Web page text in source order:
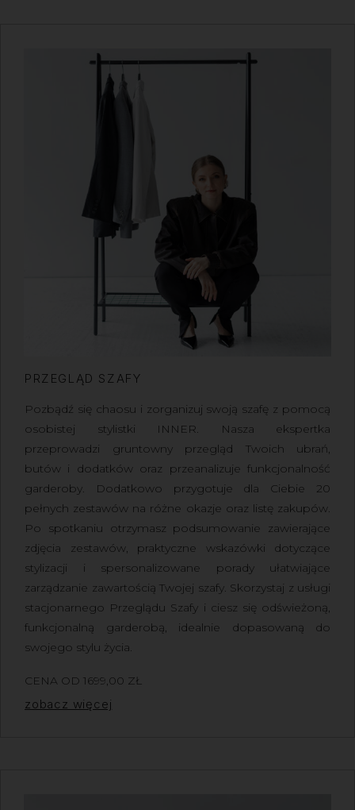
PRZEGLĄD SZAFY
Pozbądź się chaosu i zorganizuj swoją szafę z pomocą
osobistej stylistki INNER. Nasza ekspertka
przeprowadzi gruntowny przegląd Twoich ubrań,
butów i dodatków oraz przeanalizuje funkcjonalność
garderoby. Dodatkowo przygotuje dla Ciebie 20
pełnych zestawów na różne okazje oraz listę zakupów.
Po spotkaniu otrzymasz podsumowanie zawierające
zdjęcia zestawów, praktyczne wskazówki dotyczące
stylizacji i spersonalizowane porady ułatwiające
zarządzanie zawartością Twojej szafy. Skorzystaj z usługi
stacjonarnego Przeglądu Szafy i ciesz się odświeżoną,
funkcjonalną garderobą, idealnie dopasowaną do
swojego stylu życia.
CENA OD 1699,00 ZŁ
zobacz więcej